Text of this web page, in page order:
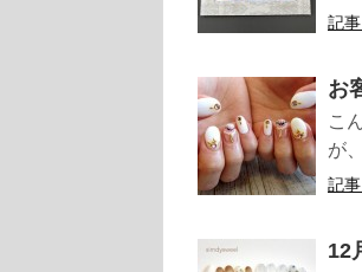
記
お
こ
が
記
12